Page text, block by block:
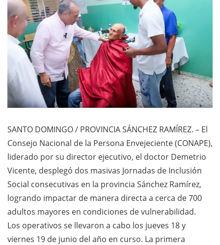
SANTO DOMINGO / PROVINCIA SÁNCHEZ RAMÍREZ. – El
Consejo Nacional de la Persona Envejeciente (CONAPE),
liderado por su director ejecutivo, el doctor Demetrio
Vicente, desplegó dos masivas Jornadas de Inclusión
Social consecutivas en la provincia Sánchez Ramírez,
logrando impactar de manera directa a cerca de 700
adultos mayores en condiciones de vulnerabilidad.
Los operativos se llevaron a cabo los jueves 18 y
viernes 19 de junio del año en curso. La primera